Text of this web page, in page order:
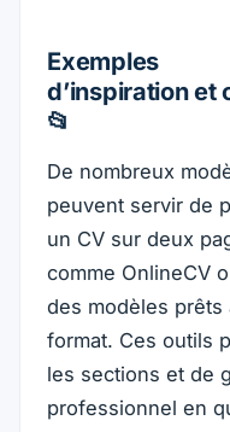
Exemples
d’inspiration et
📂
De nombreux
peuvent servir de
un CV sur deux
comme OnlineCV
des modèles prêts
format. Ces outils
les sections et de
professionnel en